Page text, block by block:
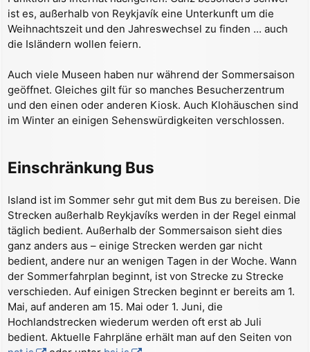
ist es, außerhalb von Reykjavík eine Unterkunft um die
Weihnachtszeit und den Jahreswechsel zu finden ... auch
die Isländern wollen feiern.
Auch viele Museen haben nur während der Sommersaison
geöffnet. Gleiches gilt für so manches Besucherzentrum
und den einen oder anderen Kiosk. Auch Klohäuschen sind
im Winter an einigen Sehenswürdigkeiten verschlossen.
Einschränkung Bus
Island ist im Sommer sehr gut mit dem Bus zu bereisen. Die
Strecken außerhalb Reykjavíks werden in der Regel einmal
täglich bedient. Außerhalb der Sommersaison sieht dies
ganz anders aus – einige Strecken werden gar nicht
bedient, andere nur an wenigen Tagen in der Woche. Wann
der Sommerfahrplan beginnt, ist von Strecke zu Strecke
verschieden. Auf einigen Strecken beginnt er bereits am 1.
Mai, auf anderen am 15. Mai oder 1. Juni, die
Hochlandstrecken wiederum werden oft erst ab Juli
bedient. Aktuelle Fahrpläne erhält man auf den Seiten von